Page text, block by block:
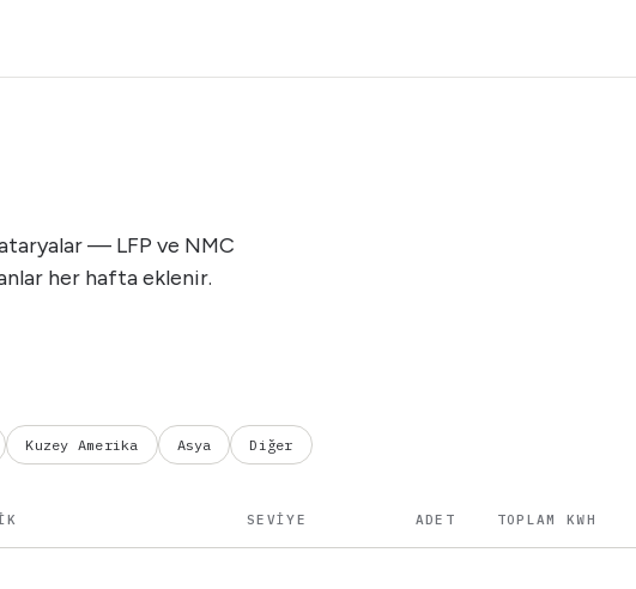
— LFP ve NMC
her hafta eklenir.
Kuzey Amerika Asya Diğer
SEVIYE ADET TOPLAM KWH